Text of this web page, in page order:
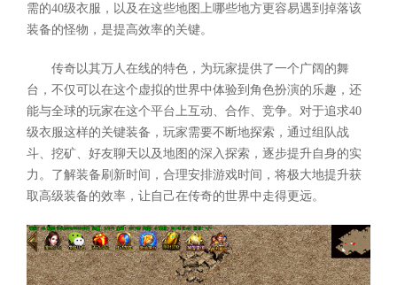
需的40级衣服，以及在这些地图上哪些地方更容易遇到掉落该
装备的怪物，是提高效率的关键。
传奇以其万人在线的特色，为玩家提供了一个广阔的舞
台，不仅可以在这个虚拟的世界中体验到角色扮演的乐趣，还
能与全球的玩家在这个平台上互动、合作、竞争。对于追求40
级衣服这样的关键装备，玩家需要不断地探索，通过组队战
斗、挖矿、好友聊天以及地图的深入探索，逐步提升自身的实
力。了解装备刷新时间，合理安排游戏时间，将极大地提升获
取高级装备的效率，让自己在传奇的世界中走得更远。